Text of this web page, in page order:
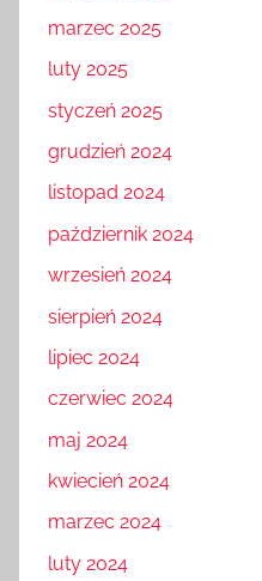
marzec 2025
luty 2025
styczeń 2025
grudzień 2024
listopad 2024
październik 2024
wrzesień 2024
sierpień 2024
lipiec 2024
czerwiec 2024
maj 2024
kwiecień 2024
marzec 2024
luty 2024